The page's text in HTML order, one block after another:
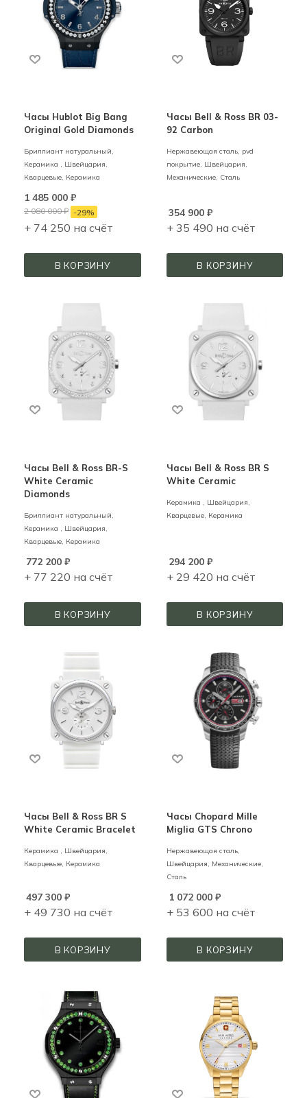
Часы Hublot Big Bang
Original Gold Diamonds
Бриллиант натуральный,
Керамика , Швейцария,
Кварцевые, Керамика
1 485 000 ₽
2 080 000₽ -29%
+ 74 250 на счёт
В КОРЗИНУ
Часы Bell & Ross BR 03-
92 Carbon
Нержавеющая сталь, pvd
покрытие, Швейцария,
Механические, Сталь
354 900₽
+ 35 490 на счёт
В КОРЗИНУ
Часы Bell & Ross BR-S
White Ceramic
Diamonds
Бриллиант натуральный,
Керамика , Швейцария,
Кварцевые, Керамика
772 200 ₽
+ 77 220 на счёт
В КОРЗИНУ
Часы Bell & Ross BR S
White Ceramic
Керамика ,
Швейцария,
Кварцевые, Керамика
294 200₽
+ 29 420 на счёт
В КОРЗИНУ
Часы Bell & Ross BR S
White Ceramic Bracelet
Керамика , Швейцария,
Кварцевые, Керамика
497 300 ₽
+ 49 730 на счёт
В КОРЗИНУ
Часы Chopard Mille
Miglia GTS Chrono
Нержавеющая сталь,
Швейцария, Механические,
Сталь
1 072 000₽
+ 53 600 на счёт
В КОРЗИНУ